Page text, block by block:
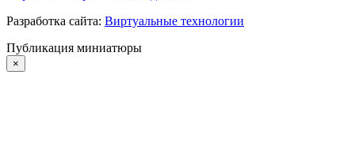
Разработка сайта: Виртуальные технологии
Публикация миниатюры
×